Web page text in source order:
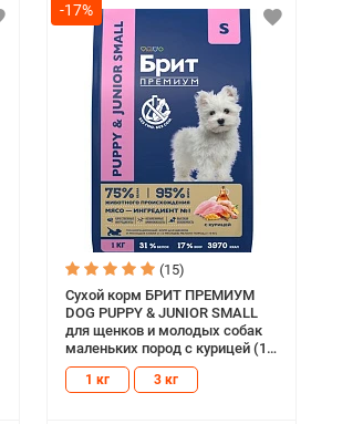
-17%
(15)
Сухой корм БРИТ ПРЕМИУМ
DOG PUPPY & JUNIOR SMALL
для щенков и молодых собак
маленьких пород с курицей (1
кг)
1 кг 3 кг